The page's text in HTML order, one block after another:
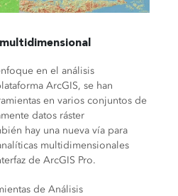
en el análisis
ArcGIS, se han
en varios conjuntos de
datos ráster
hay una nueva vía para
multidimensionales
de ArcGIS Pro.
de Análisis